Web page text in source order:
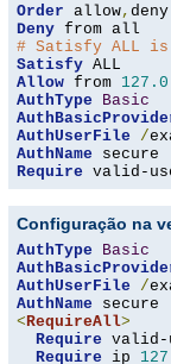
Order allow,
Deny
# Satisfy ALL
Satisfy
Allow from 127.0
AuthType
Basic
AuthUserFile
/
AuthName
Require valid-
Configuração na
AuthType
Basic
AuthUserFile
/
AuthName
<RequireAll>
Require valid-
Require ip